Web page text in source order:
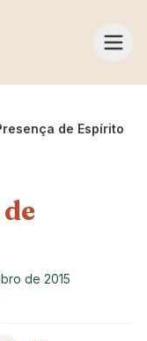
de Espírito
de 2015